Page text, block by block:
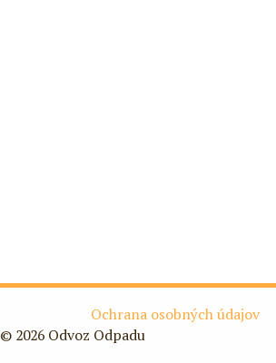
Ochrana osobných údajov
© 2026 Odvoz Odpadu